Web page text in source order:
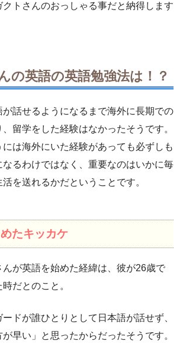
トさんのおっしゃる事だと納得します
の英語の英語勉強法は！？
が話せるようになるまで海外に長期での
留学をした経験はなかったそうです。
には海外にいた経験があっても必ずしも
るわけではなく、重要なのはいかに毎
を送れるかだということです。
たキッカケ
が英語を始めた経緯は、彼が26歳で
だとのこと。
ドが誰ひとりとして日本語が話せず、
が早い」と思ったからだったそうです。